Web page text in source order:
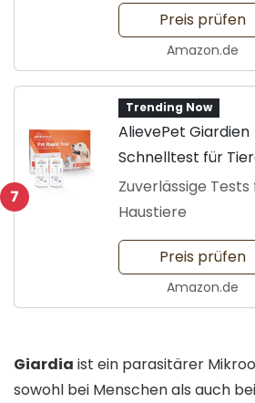
Preis prüfen
Amazon.de
7
Trending Now
AlievePet Giardien
Schnelltest für
Zuverlässige Tests
Haustiere
Preis prüfen
Amazon.de
Giardia ist ein parasitärer
sowohl bei Menschen als auch